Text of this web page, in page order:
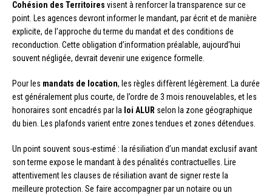
Cohésion des Territoires visent à renforcer la transparence sur ce
point. Les agences devront informer le mandant, par écrit et de manière
explicite, de l’approche du terme du mandat et des conditions de
reconduction. Cette obligation d’information préalable, aujourd’hui
souvent négligée, devrait devenir une exigence formelle.
Pour les mandats de location, les règles diffèrent légèrement. La durée
est généralement plus courte, de l’ordre de 3 mois renouvelables, et les
honoraires sont encadrés par la loi ALUR selon la zone géographique
du bien. Les plafonds varient entre zones tendues et zones détendues.
Un point souvent sous-estimé : la résiliation d’un mandat exclusif avant
son terme expose le mandant à des pénalités contractuelles. Lire
attentivement les clauses de résiliation avant de signer reste la
meilleure protection. Se faire accompagner par un notaire ou un